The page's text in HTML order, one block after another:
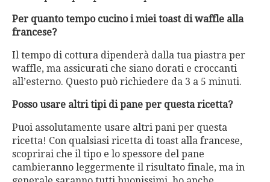
Per quanto tempo cucino i miei toast di waffle alla
francese?
Il tempo di cottura dipenderà dalla tua piastra per
waffle, ma assicurati che siano dorati e croccanti
all’esterno. Questo può richiedere da 3 a 5 minuti.
Posso usare altri tipi di pane per questa ricetta?
Puoi assolutamente usare altri pani per questa
ricetta! Con qualsiasi ricetta di toast alla francese,
scoprirai che il tipo e lo spessore del pane
cambieranno leggermente il risultato finale, ma in